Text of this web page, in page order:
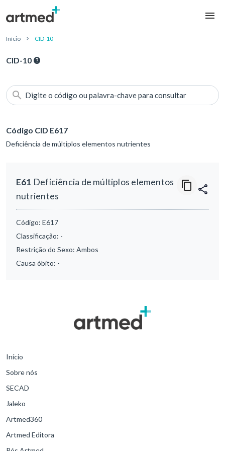
Início CID-10
CID-10
Digite o código ou palavra-chave para consultar
Código CID E617
Deficiência de múltiplos elementos nutrientes
E61 Deficiência de múltiplos elementos
nutrientes
Código: E617
Classificação: -
Restrição do Sexo: Ambos
Causa óbito: -
Início
Sobre nós
SECAD
Jaleko
Artmed360
Artmed Editora